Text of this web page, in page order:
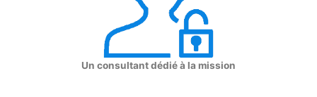
Un consultant dédié à la mission